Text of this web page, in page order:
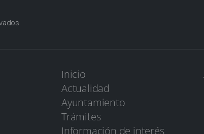
Inicio
Actualidad
Ayuntamiento
Trámites
Información de interés